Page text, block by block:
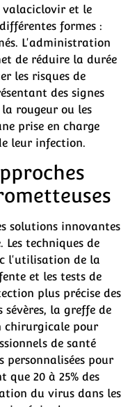
et le
formes :
L'administration
de réduire la durée
les risques de
des signes
rougeur ou les
prise en charge
leur infection.
solutions innovantes
techniques de
l'utilisation de la
et les tests de
plus précise des
sévères, la greffe de
chirurgicale pour
de santé
personnalisées pour
que 20 à 25% des
du virus dans les